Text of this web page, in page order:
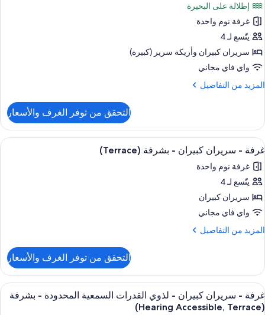
Sleeper,
View)
غرفة
-
عدة
أسرّة
-
لذوي
القدرات
المحدودة
(Sofa
Sleeper,
View)
إطلالة على البحيرة
غرفة نوم واحدة
يتّسع لـ 4
سريران كبيران‫‬ وأريكة سرير (كبيرة)
واي فاي مجاني
المزيد من التفاصيل
المزيد
غرفة
عدة
أسرّة
لذوي
السمعية
المحدودة
Sleeper,
التحقق من توفر الغرف والأسعار
استعراض
جميع
صور
غرفة
-
سريران
كبيران
(Terrace)
أغطية فراش متميزة وخزنة داخل
5
غرفة - سريران كبيران - بشرفة (Terrace)
غرفة نوم واحدة
يتّسع لـ 4
سريران كبيران
واي فاي مجاني
المزيد من التفاصيل
المزيد
غرفة
سريران
كبيران
التحقق من توفر الغرف والأسعار
استعراض
جميع
أغطية فراش متميزة وخزنة داخل
5
غرفة - سريران كبيران - لذوي القدرات السمعية المحدودة - بشرفة
(Hearing Accessible, Terrace)